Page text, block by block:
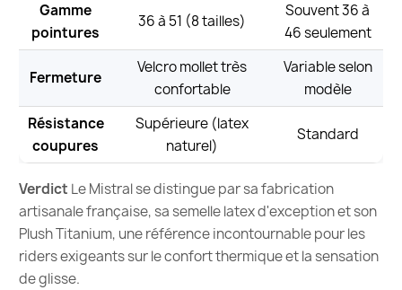
Gamme
pointures
36 à 51 (8 tailles)
Souvent 36 à
46 seulement
Fermeture
Velcro mollet très
confortable
Variable selon
modèle
Résistance
coupures
Supérieure (latex
naturel)
Standard
Verdict Le Mistral se distingue par sa fabrication
artisanale française, sa semelle latex d'exception et son
Plush Titanium, une référence incontournable pour les
riders exigeants sur le confort thermique et la sensation
de glisse.